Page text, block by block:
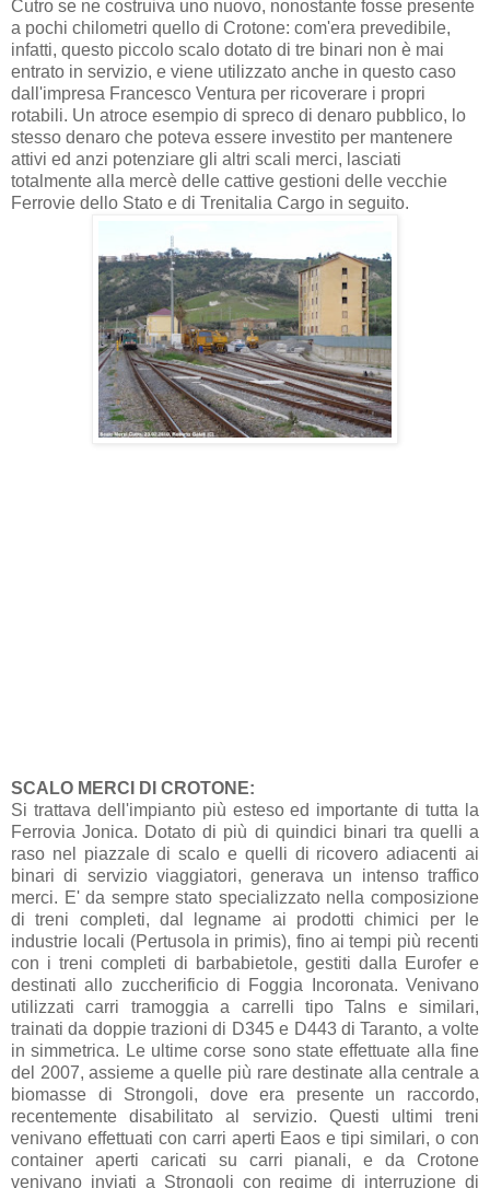
Cutro se ne costruiva uno nuovo, nonostante fosse presente
a pochi chilometri quello di Crotone: com'era prevedibile,
infatti, questo piccolo scalo dotato di tre binari non è mai
entrato in servizio, e viene utilizzato anche in questo caso
dall'impresa Francesco Ventura per ricoverare i propri
rotabili. Un atroce esempio di spreco di denaro pubblico, lo
stesso denaro che poteva essere investito per mantenere
attivi ed anzi potenziare gli altri scali merci, lasciati
totalmente alla mercè delle cattive gestioni delle vecchie
Ferrovie dello Stato e di Trenitalia Cargo in seguito.
SCALO MERCI DI CROTONE:
Si trattava dell'impianto più esteso ed importante di tutta la
Ferrovia Jonica. Dotato di più di quindici binari tra quelli a
raso nel piazzale di scalo e quelli di ricovero adiacenti ai
binari di servizio viaggiatori, generava un intenso traffico
merci. E' da sempre stato specializzato nella composizione
di treni completi, dal legname ai prodotti chimici per le
industrie locali (Pertusola in primis), fino ai tempi più recenti
con i treni completi di barbabietole, gestiti dalla Eurofer e
destinati allo zuccherificio di Foggia Incoronata. Venivano
utilizzati carri tramoggia a carrelli tipo Talns e similari,
trainati da doppie trazioni di D345 e D443 di Taranto, a volte
in simmetrica. Le ultime corse sono state effettuate alla fine
del 2007, assieme a quelle più rare destinate alla centrale a
biomasse di Strongoli, dove era presente un raccordo,
recentemente disabilitato al servizio. Questi ultimi treni
venivano effettuati con carri aperti Eaos e tipi similari, o con
container aperti caricati su carri pianali, e da Crotone
venivano inviati a Strongoli con regime di interruzione di